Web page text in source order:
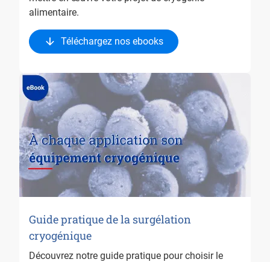
alimentaire.
Téléchargez nos ebooks
Guide pratique de la surgélation
cryogénique
Découvrez notre guide pratique pour choisir le